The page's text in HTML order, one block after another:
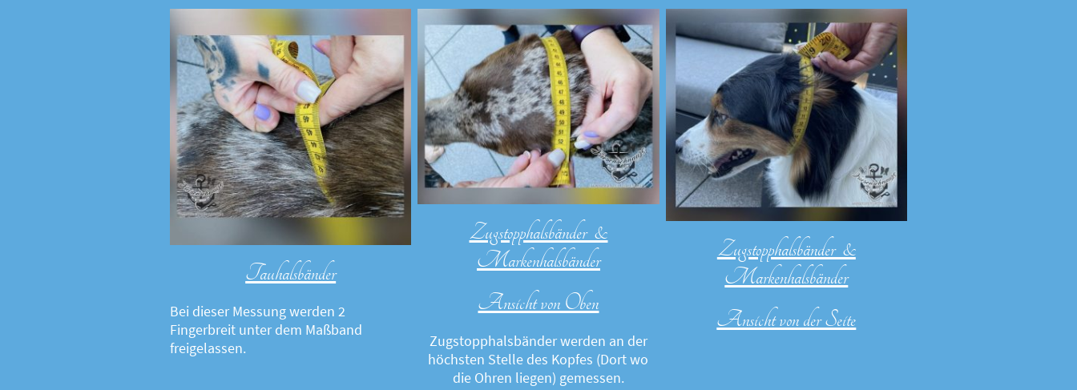
Tauhalsbänder
Bei dieser Messung werden 2
Fingerbreit unter dem Maßband
freigelassen.
Zugstopphalsbänder &
Markenhalsbänder
Ansicht von Oben
Zugstopphalsbänder werden an der
höchsten Stelle des Kopfes (Dort wo
die Ohren liegen) gemessen.
Zugstopphalsbänder &
Markenhalsbänder
Ansicht von der Seite